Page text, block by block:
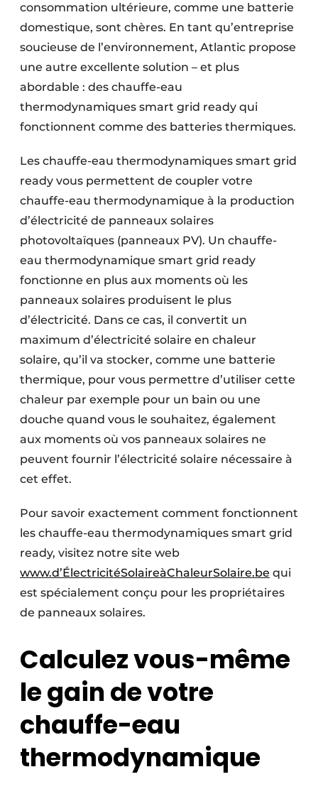
consommation ultérieure, comme une batterie
domestique, sont chères. En tant qu’entreprise
soucieuse de l’environnement, Atlantic propose
une autre excellente solution – et plus
abordable : des chauffe-eau
thermodynamiques smart grid ready qui
fonctionnent comme des batteries thermiques.
Les chauffe-eau thermodynamiques smart grid
ready vous permettent de coupler votre
chauffe-eau thermodynamique à la production
d’électricité de panneaux solaires
photovoltaïques (panneaux PV). Un chauffe-
eau thermodynamique smart grid ready
fonctionne en plus aux moments où les
panneaux solaires produisent le plus
d’électricité. Dans ce cas, il convertit un
maximum d’électricité solaire en chaleur
solaire, qu’il va stocker, comme une batterie
thermique, pour vous permettre d’utiliser cette
chaleur par exemple pour un bain ou une
douche quand vous le souhaitez, également
aux moments où vos panneaux solaires ne
peuvent fournir l’électricité solaire nécessaire à
cet effet.
Pour savoir exactement comment fonctionnent
les chauffe-eau thermodynamiques smart grid
ready, visitez notre site web
www.d’ÉlectricitéSolaireàChaleurSolaire.be qui
est spécialement conçu pour les propriétaires
de panneaux solaires.
Calculez vous-même
le gain de votre
chauffe-eau
thermodynamique